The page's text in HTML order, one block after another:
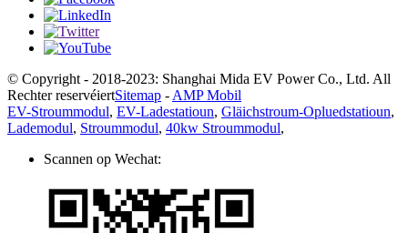
© Copyright - 2018-2023: Shanghai Mida EV Power Co., Ltd. All
Rechter reservéiertSitemap - AMP Mobil
EV-Stroummodul, EV-Ladestatioun, Gläichstroum-Opluedstatioun,
Lademodul, Stroummodul, 40kw Stroummodul,
Scannen op Wechat: